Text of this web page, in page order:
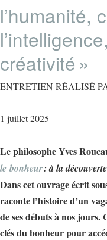
l’humanité,
créativité »
ENTRETIEN RÉALISÉ
1 juillet 2025
Le philosophe Yves
le bonheur: à la
Dans cet ouvrage écrit
raconte l’histoire d’un
de ses débuts à nos
clés du bonheur pour